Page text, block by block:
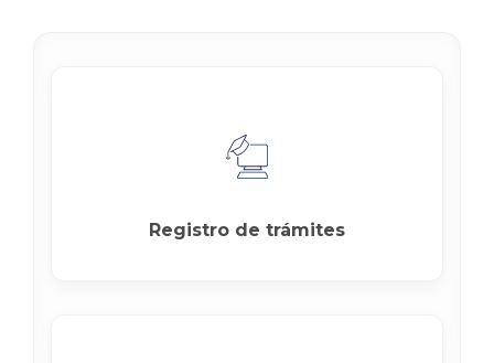
Registro de trámites